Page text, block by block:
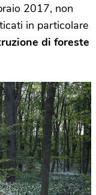
2017, non
in particolare
di foreste